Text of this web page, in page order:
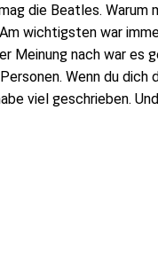
die Beatles. Warum
wichtigsten war
Meinung nach war es
Personen. Wenn du dich
viel geschrieben.